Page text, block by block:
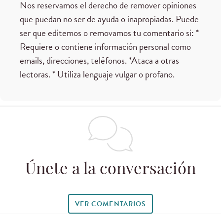
Nos reservamos el derecho de remover opiniones
que puedan no ser de ayuda o inapropiadas. Puede
ser que editemos o removamos tu comentario si: *
Requiere o contiene información personal como
emails, direcciones, teléfonos. *Ataca a otras
lectoras. * Utiliza lenguaje vulgar o profano.
Únete a la conversación
VER COMENTARIOS